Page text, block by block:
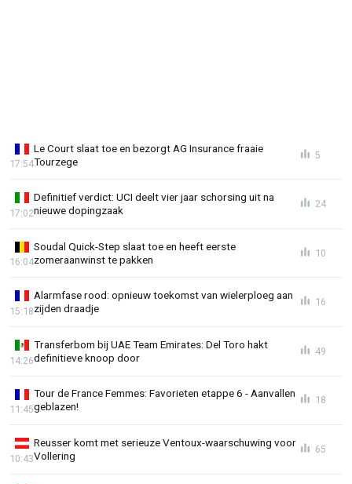
Le Court slaat toe en bezorgt AG Insurance fraaie
Tourzege
17:54
5
Definitief verdict: UCI deelt vier jaar schorsing uit na
nieuwe dopingzaak
17:02
24
Soudal Quick-Step slaat toe en heeft eerste
zomeraanwinst te pakken
16:04
10
Alarmfase rood: opnieuw toekomst van wielerploeg aan
zijden draadje
15:18
16
Transferbom bij UAE Team Emirates: Del Toro hakt
definitieve knoop door
14:26
49
Tour de France Femmes: Favorieten etappe 6 - Aanvallen
geblazen!
11:45
18
Reusser komt met serieuze Ventoux-waarschuwing voor
Vollering
10:43
65